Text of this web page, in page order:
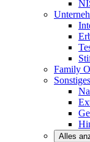
Family
Sonstiges
Alles